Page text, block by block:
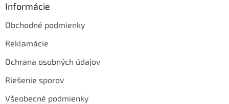
Informácie
Obchodné podmienky
Reklamácie
Ochrana osobných údajov
Riešenie sporov
Všeobecné podmienky